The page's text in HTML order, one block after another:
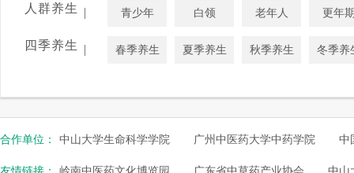
人群养生 | 青少年 白领 老年人 更年
四季养生 | 春季养生 夏季养生 秋季养生 冬季养
合作单位： 中山大学生命科学学院 广州中医药大学中药学院 中